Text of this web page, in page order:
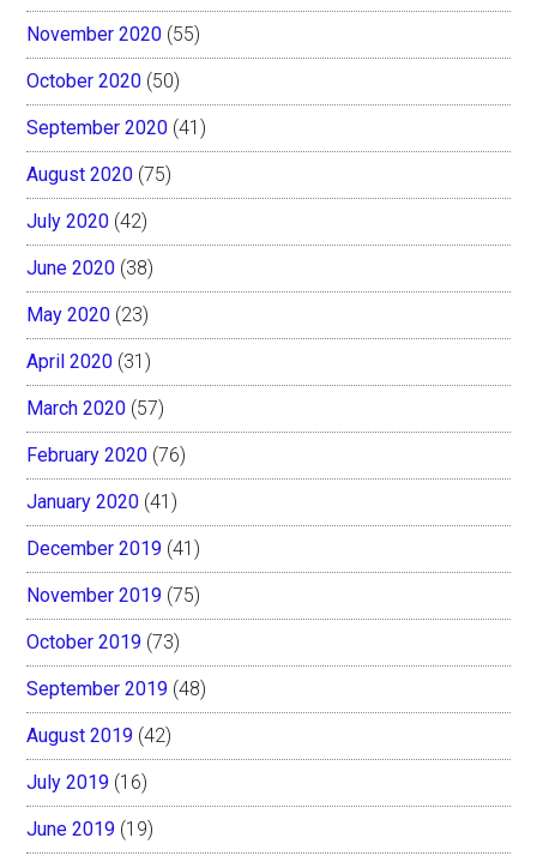
November 2020 (55)
October 2020 (50)
September 2020 (41)
August 2020 (75)
July 2020 (42)
June 2020 (38)
May 2020 (23)
April 2020 (31)
March 2020 (57)
February 2020 (76)
January 2020 (41)
December 2019 (41)
November 2019 (75)
October 2019 (73)
September 2019 (48)
August 2019 (42)
July 2019 (16)
June 2019 (19)